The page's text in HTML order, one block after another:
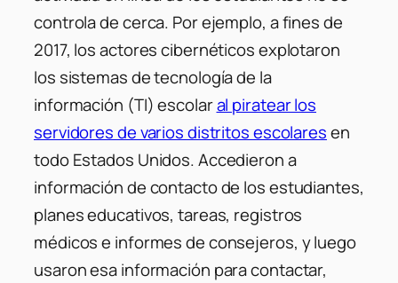
controla de cerca. Por ejemplo, a fines de
2017, los actores cibernéticos explotaron
los sistemas de tecnología de la
información (TI) escolaral piratear los
servidores de varios distritos escolaresen
todo Estados Unidos. Accedieron a
información de contacto de los estudiantes,
planes educativos, tareas, registros
médicos e informes de consejeros, y luego
usaron esa información para contactar,